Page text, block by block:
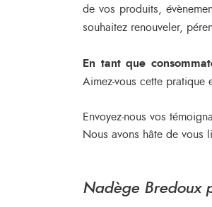
de vos produits,
souhaitez renouveler,
En tant que
Aimez-vous cette pratique
Envoyez-nous vos
Nous avons hâte de vous
Nadège Bredoux